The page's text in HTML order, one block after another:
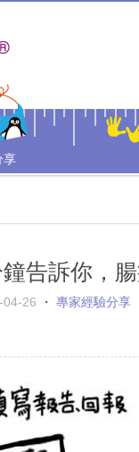
享
告訴你，
04-26 ・ 專家經驗分享